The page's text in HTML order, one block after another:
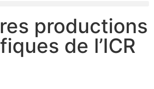
productions
de l’ICR